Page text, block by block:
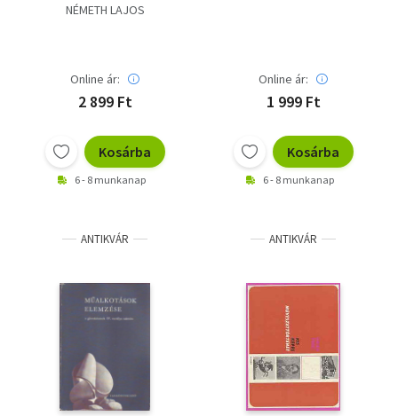
NÉMETH LAJOS
Online ár:
2 899 Ft
Kosárba
6 - 8 munkanap
Online ár:
1 999 Ft
Kosárba
6 - 8 munkanap
ANTIKVÁR ANTIKVÁR